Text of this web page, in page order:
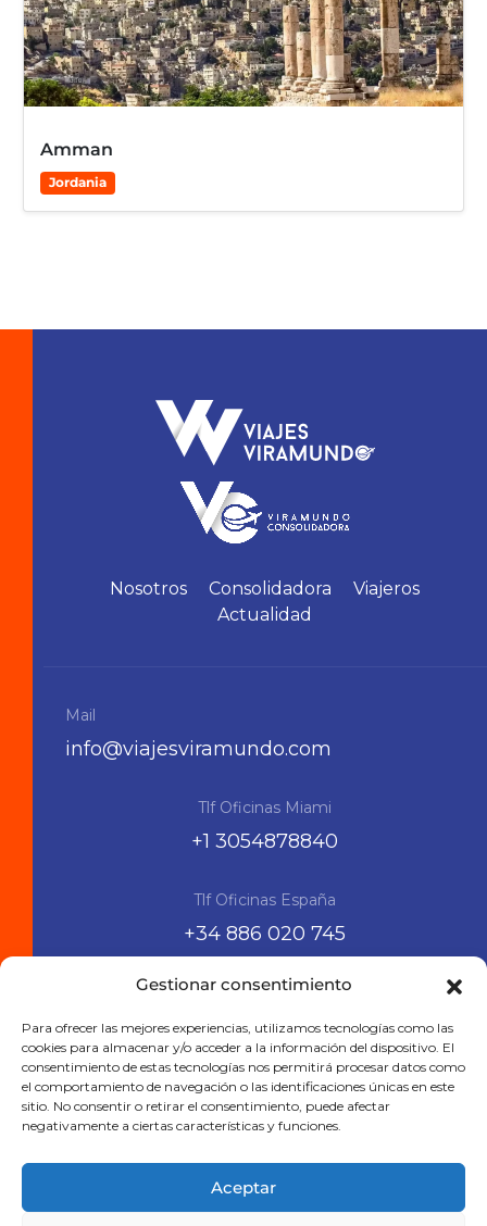
Gestionar consentimiento
Para ofrecer las mejores experiencias, utilizamos tecnologías como las
cookies para almacenar y/o acceder a la información del dispositivo. El
consentimiento de estas tecnologías nos permitirá procesar datos como
el comportamiento de navegación o las identificaciones únicas en este
sitio. No consentir o retirar el consentimiento, puede afectar
negativamente a ciertas características y funciones.
Aceptar
Amman
Jordania
Nosotros Consolidadora
Viajeros
Actualidad
Mail
info@viajesviramundo.com
Tlf Oficinas Miami
+1 3054878840
Tlf Oficinas España
+34 886 020 745
Siguenos en las RRSS